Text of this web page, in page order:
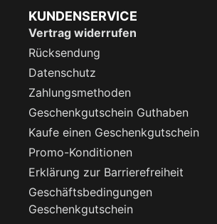
KUNDENSERVICE
Vertrag widerrufen
Rücksendung
Datenschutz
Zahlungsmethoden
Geschenkgutschein Guthaben
Kaufe einen Geschenkgutschein
Promo-Konditionen
Erklärung zur Barrierefreiheit
Geschäftsbedingungen
Geschenkgutschein